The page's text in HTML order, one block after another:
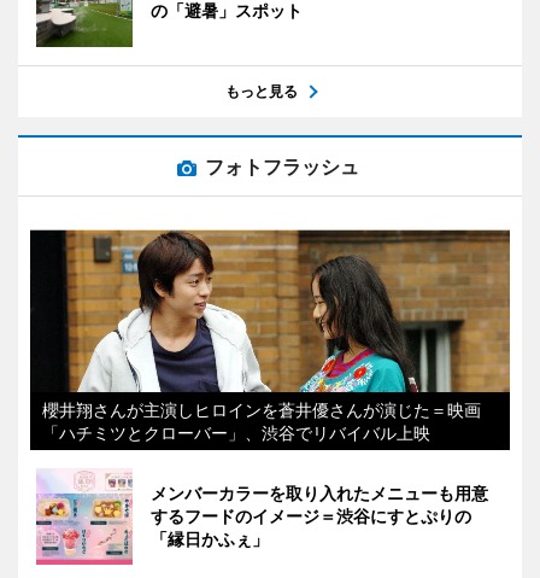
の「避暑」スポット
もっと見る
フォトフラッシュ
櫻井翔さんが主演しヒロインを蒼井優さんが演じた＝映画
「ハチミツとクローバー」、渋谷でリバイバル上映
メンバーカラーを取り入れたメニューも用意
するフードのイメージ＝渋谷にすとぷりの
「縁日かふぇ」